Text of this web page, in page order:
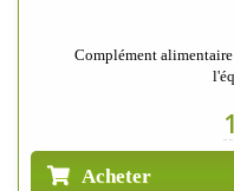
Complément
Acheter